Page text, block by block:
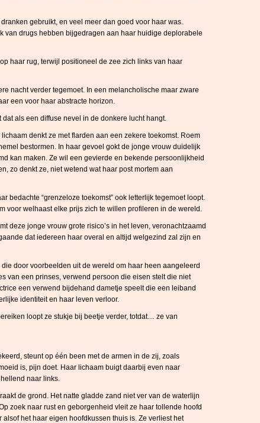
gebruikt, en veel meer dan goed voor haar was.
van drugs hebben bijgedragen aan haar huidige deplorabele
haar rug, terwijl positioneel de zee zich links van haar
nacht verder tegemoet. In een melancholische maar zware
een voor haar abstracte horizon.
als een diffuse nevel in de donkere lucht hangt.
denkt ze met flarden aan een zekere toekomst. Roem
bestormen. In haar gevoel gokt de jonge vrouw duidelijk
kan maken. Ze wil een gevierde en bekende persoonlijkheid
zo denkt ze, niet wetend wat haar post mortem aan
bedachte “grenzeloze toekomst” ook letterlijk tegemoet loopt.
voor welhaast elke prijs zich te willen profileren in de wereld.
deze jonge vrouw grote risico’s in het leven, veronachtzaamd
dat iedereen haar overal en altijd welgezind zal zijn en
door voorbeelden uit de wereld om haar heen aangeleerd
van een prinses, verwend persoon die eisen stelt die niet
een verwend bijdehand dametje speelt die een leiband
identiteit en haar leven verloor.
loopt ze stukje bij beetje verder, totdat… ze van
steunt op één been met de armen in de zij, zoals
is, pijn doet. Haar lichaam buigt daarbij even naar
naar links.
de grond. Het natte gladde zand niet ver van de waterlijn
zoek naar rust en geborgenheid vleit ze haar tollende hoofd
het haar eigen hoofdkussen thuis is. Ze verliest het